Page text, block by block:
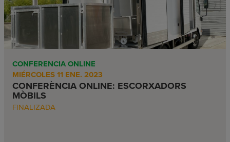
CONFERENCIA ONLINE
MIÉRCOLES 11 ENE. 2023
CONFERÈNCIA ONLINE: ESCORXADORS
MÒBILS
FINALIZADA